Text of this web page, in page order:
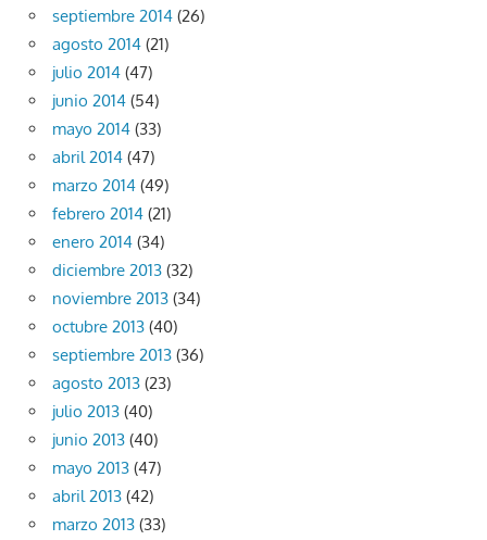
septiembre 2014 (26)
agosto 2014 (21)
julio 2014 (47)
junio 2014 (54)
mayo 2014 (33)
abril 2014 (47)
marzo 2014 (49)
febrero 2014 (21)
enero 2014 (34)
diciembre 2013 (32)
noviembre 2013 (34)
octubre 2013 (40)
septiembre 2013 (36)
agosto 2013 (23)
julio 2013 (40)
junio 2013 (40)
mayo 2013 (47)
abril 2013 (42)
marzo 2013 (33)